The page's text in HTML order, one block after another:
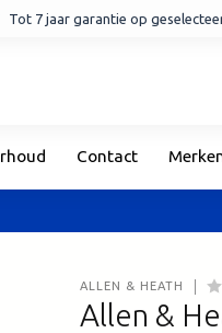
Tot 7 jaar garantie op
Contact
ALLEN & HEATH
Allen &